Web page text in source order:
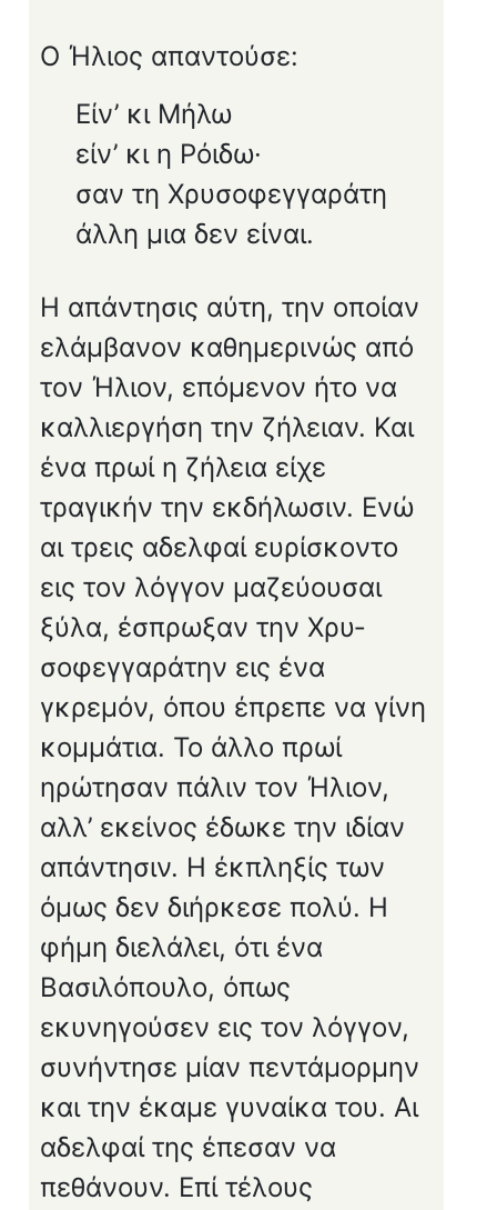
Ο Ήλιος απαντούσε:
Είν’ κι Μήλω
είν’ κι η Ρόιδω·
σαν τη Χρυσοφεγγαράτη
άλλη μια δεν είναι.
Η απάντησις αύτη, την οποίαν
ελάμβανον καθημε­ρινώς από
τον Ήλιον, επόμενον ήτο να
καλλιεργήση την ζήλειαν. Και
ένα πρωί η ζήλεια είχε
τραγικήν την εκδήλωσιν. Ενώ
αι τρεις αδελφαί ευρίσκοντο
εις τον λόγγον μαζεύουσαι
ξύλα, έσπρωξαν την Χρυ­
σοφεγγαράτην εις ένα
γκρεμόν, όπου έπρεπε να γίνη
κομμάτια. Το άλλο πρωί
ηρώτησαν πάλιν τον Ήλιον,
αλλ’ εκείνος έδωκε την ιδίαν
απάντησιν. Η έκπληξίς των
όμως δεν διήρκεσε πολύ. Η
φήμη διελάλει, ότι ένα
Βασιλόπουλο, όπως
εκυνηγούσεν εις τον λόγγον,
συνήντησε μίαν πεντάμορμην
και την έκαμε γυναίκα του. Αι
αδελφαί της έπεσαν να
πεθάνουν. Επί τέλους